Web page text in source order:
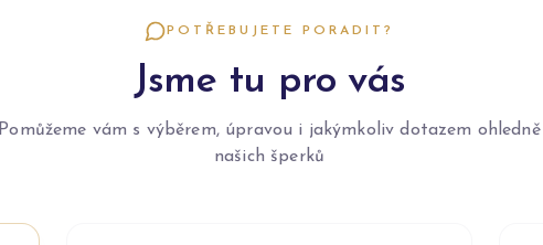
POTŘEBUJETE PORADIT?
Jsme tu pro vás
Pomůžeme vám s výběrem, úpravou i jakýmkoliv dotazem ohledně
našich šperků